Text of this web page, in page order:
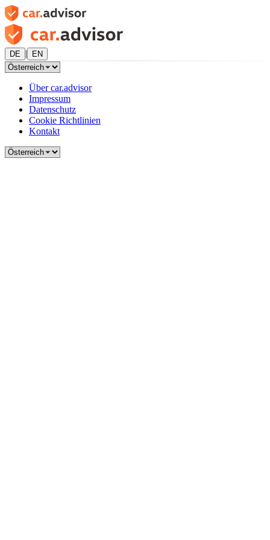
DE | EN
Über car.advisor
Impressum
Datenschutz
Cookie Richtlinien
Kontakt